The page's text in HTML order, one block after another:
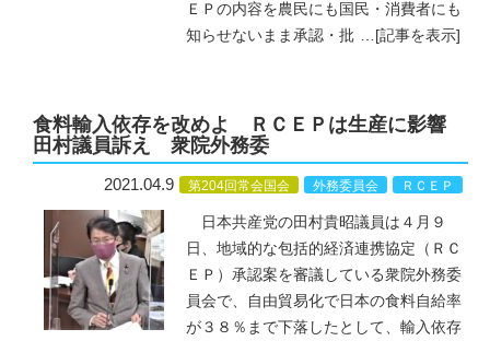
ＥＰの内容を農民にも国民・消費者にも
知らせないまま承認・批 … [記事を表示]
食料輸入依存を改めよ ＲＣＥＰは生産に影響
田村議員訴え 衆院外務委
2021.04.9 第204回常会国会 外務委員会 ＲＣＥＰ
日本共産党の田村貴昭議員は４月９
日、地域的な包括的経済連携協定（ＲＣ
ＥＰ）承認案を審議している衆院外務委
員会で、自由貿易化で日本の食料自給率
が３８％まで下落したとして、輸入依存